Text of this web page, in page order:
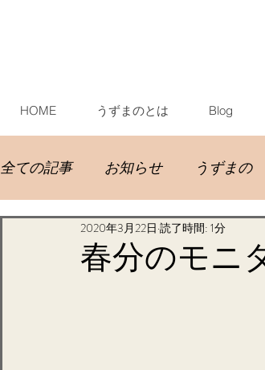
HOME うずまのとは Blog
全ての記事 お知らせ うずまの
イベント宿泊 お客様
春分のモニ
2020年3月22日 読了時間: 1分